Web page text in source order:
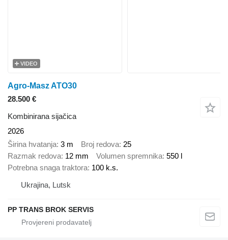
VIDEO
Agro-Masz ATO30
28.500 €
Kombinirana sijačica
2026
Širina hvatanja 3 m Broj redova 25
Razmak redova 12 mm Volumen spremnika 550 l
Potrebna snaga traktora 100 k.s.
Ukrajina, Lutsk
PP TRANS BROK SERVIS